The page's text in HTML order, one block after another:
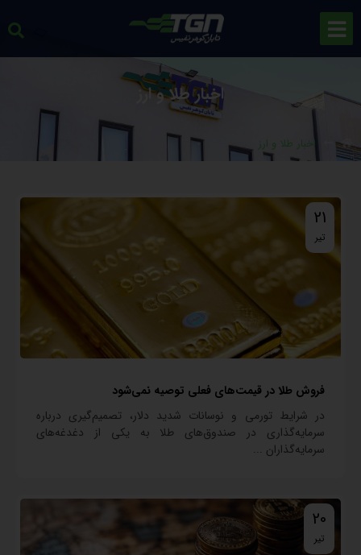
اخبار طلا و ارز
اخبار طلا و ارز
21
تیر
فروش طلا در قیمت‌های فعلی توصیه نمی‌شود
در شرایط تورمی و نوسانات شدید دلار، تصمیم‌گیری درباره
سرمایه‌گذاری در صندوق‌های طلا به یکی از دغدغه‌های
سرمایه‌گذاران ...
20
تیر